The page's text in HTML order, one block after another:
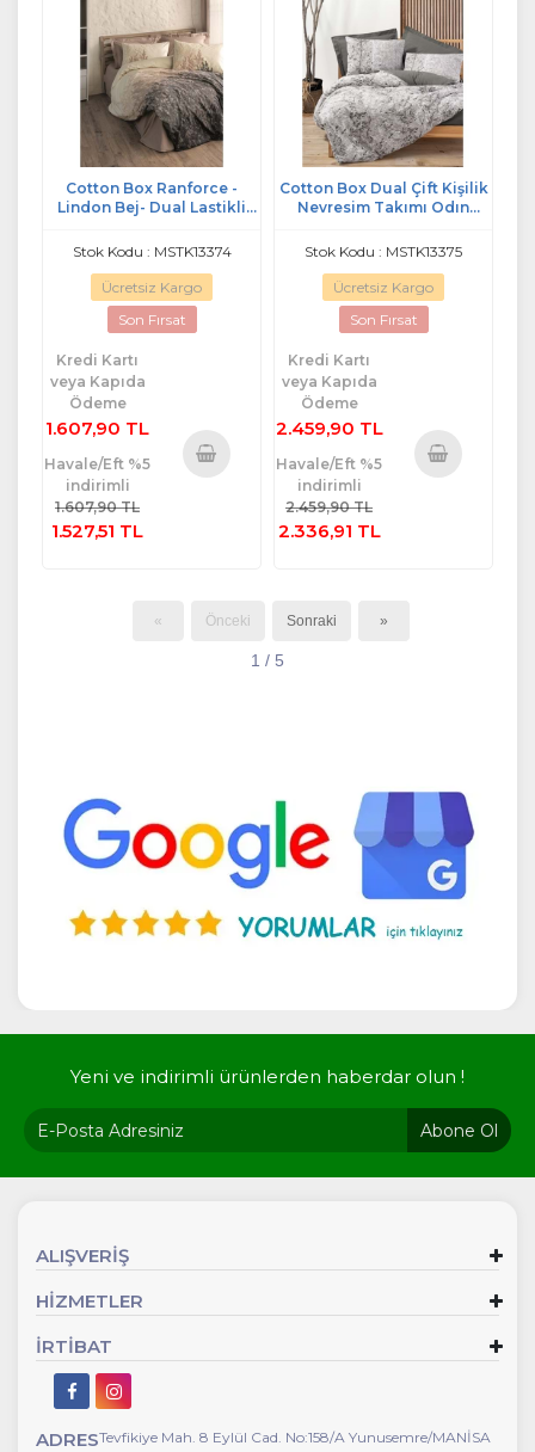
Cotton Box Ranforce -
Lindon Bej- Dual Lastikli
Takımı
Stok Kodu : MSTK13374
Ücretsiz Kargo
Son Fırsat
Kredi Kartı
veya Kapıda
Ödeme
1.607,90 TL
Havale/Eft %5
indirimli
1.607,90 TL
1.527,51 TL
Cotton Box Dual Çift Kişilik
Nevresim Takımı Odın
Stok Kodu : MSTK13375
Ücretsiz Kargo
Son Fırsat
Kredi Kartı
veya Kapıda
Ödeme
2.459,90 TL
Havale/Eft %5
indirimli
2.459,90 TL
2.336,91 TL
« Önceki Sonraki »
1 / 5
Yeni ve indirimli ürünlerden haberdar olun !
Abone Ol
ALIŞVERİŞ
HİZMETLER
İRTİBAT
ADRESTevfikiye Mah. 8 Eylül Cad. No:158/A Yunusemre/MANİSA